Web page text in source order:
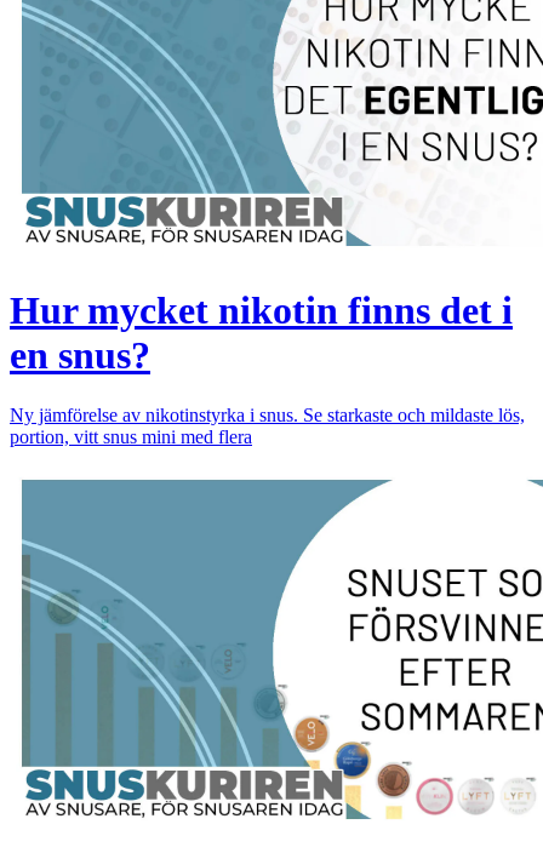
Hur mycket nikotin finns det i
en snus?
Ny jämförelse av nikotinstyrka i snus. Se starkaste och mildaste lös,
portion, vitt snus mini med flera